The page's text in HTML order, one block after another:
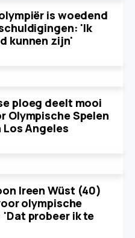
is woedend
'Ik
kunnen zijn'
ploeg deelt mooi
Olympische Spelen
Los Angeles
Ireen Wüst (40)
olympische
probeer ik te